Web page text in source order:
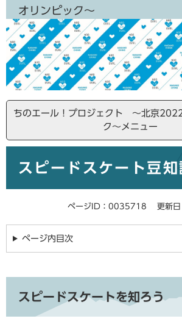
オリンピック～
ちのエール！プロジェクト ～北京
ク～メニュー
スピードスケート豆知
ページID：0035718 更新
ページ内目次
スピードスケートを知ろう